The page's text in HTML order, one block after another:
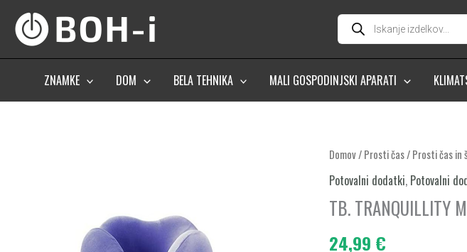
content
Products
search
ZNAMKE DOM BELA TEHNIKA MALI GOSPODINJSKI APARATI
Domov/Prosti čas/Prosti čas in
Potovalni dodatki, Potovalni
TB. TRANQUILLITY
24,99 €
TB.
TRANQUILLITY
FOAM
212B